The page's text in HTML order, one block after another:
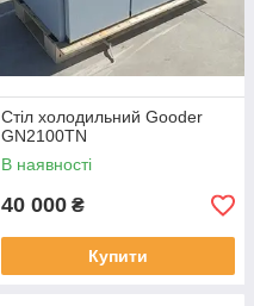
Стіл холодильний Gooder
GN2100TN
В наявності
40 000 ₴
Купити